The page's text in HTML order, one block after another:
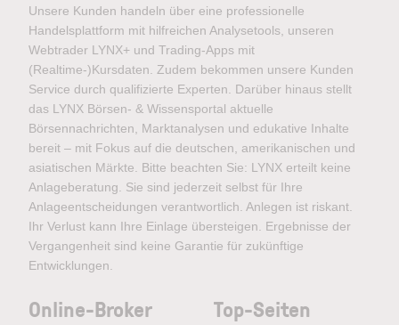
Unsere Kunden handeln über eine professionelle
Handelsplattform mit hilfreichen Analysetools, unseren
Webtrader LYNX+ und Trading-Apps mit
(Realtime-)Kursdaten. Zudem bekommen unsere Kunden
Service durch qualifizierte Experten. Darüber hinaus stellt
das LYNX Börsen- & Wissensportal aktuelle
Börsennachrichten, Marktanalysen und edukative Inhalte
bereit – mit Fokus auf die deutschen, amerikanischen und
asiatischen Märkte. Bitte beachten Sie: LYNX erteilt keine
Anlageberatung. Sie sind jederzeit selbst für Ihre
Anlageentscheidungen verantwortlich. Anlegen ist riskant.
Ihr Verlust kann Ihre Einlage übersteigen. Ergebnisse der
Vergangenheit sind keine Garantie für zukünftige
Entwicklungen.
Online-Broker Top-Seiten